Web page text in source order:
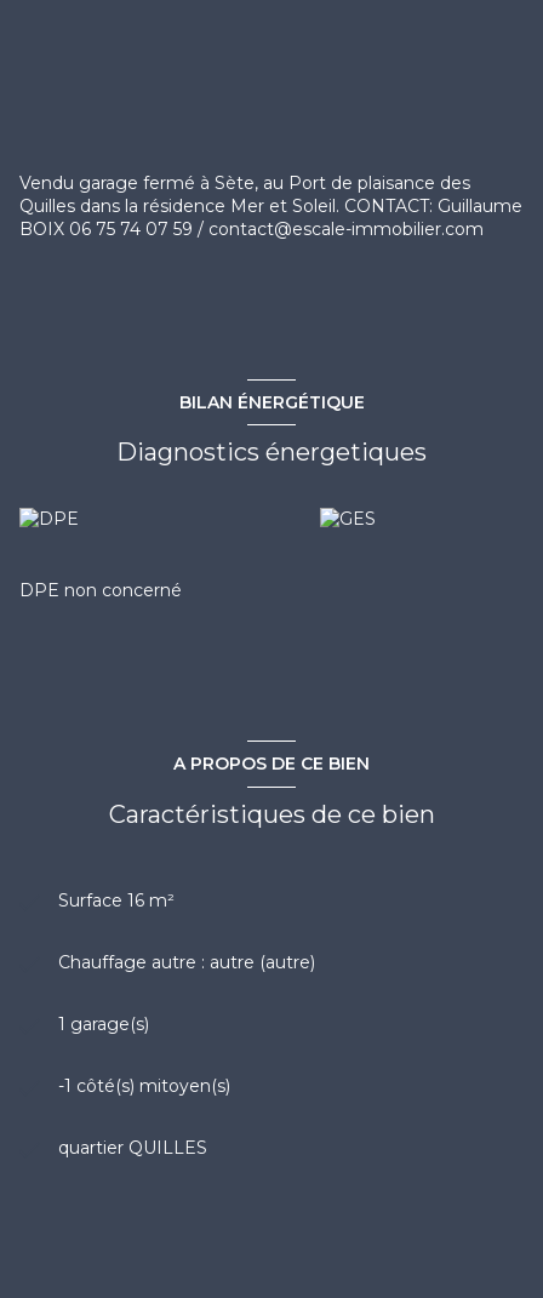
Vendu garage fermé à Sète, au Port de plaisance des
Quilles dans la résidence Mer et Soleil. CONTACT: Guillaume
BOIX 06 75 74 07 59 / contact@escale-immobilier.com
BILAN ÉNERGÉTIQUE
Diagnostics énergetiques
DPE non concerné
A PROPOS DE CE BIEN
Caractéristiques de ce bien
Surface 16 m²
Chauffage autre : autre (autre)
1 garage(s)
-1 côté(s) mitoyen(s)
quartier QUILLES